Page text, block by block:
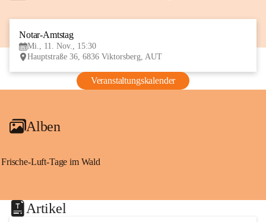
Notar-Amtstag
Mi., 11. Nov., 15:30
Hauptstraße 36, 6836 Viktorsberg, AUT
Veranstaltungskalender
Alben
Frische-Luft-Tage im Wald
Artikel